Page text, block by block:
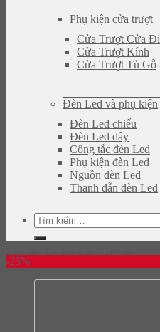
Phụ kiện cửa trượt
Cửa Trượt Cửa Đi
Cửa Trượt Kính
Cửa Trượt Tủ Gỗ
Đèn Led và phụ kiện
Đèn Led chiếu
Đèn Led dây
Công tắc đèn Led
Phụ kiện đèn Led
Nguồn đèn Led
Thanh dẫn đèn Led
Tìm
kiếm:
-25%